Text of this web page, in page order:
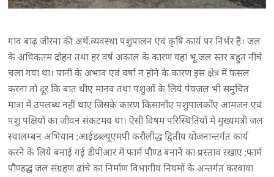
गांव बाढ़ जीरना की अर्थ.व्यवस्था पशुपालन एवं कृषि कार्य पर निर्भर है। जल
के अधिकतम दोहन तथा हर वर्ष अकाल के कारण यहां भू.जल स्तर बहुत नीचे
चला गया था। पानी के अभाव एवं वर्षा न होने के कारण इस क्षेत्र में फसल
करना तो दूर कि बात थीए मानव तथा पशुओं के लिये पेयजल भी समुचित
मात्रा में उपलब्ध नहीं थाए जिसके कारण किसानोंए पशुपालकोंए आमजन एवं
पशु पक्षियों का जीवन संकटमय था। ऎसी विषम परिस्थितियों में मुख्यमंत्री जल
स्वालम्बन अभियान ;आईडब्ल्यूएमपी करौलीद्ध द्वितीय योजनान्तर्गत कार्य
करने के लिये बनाई गई डीपीआर में फार्म पौण्ड बनाने का प्रस्ताव रखाए ;फार्म
पौण्डद्ध जल संग्रहण ढांचे का निर्माण विभागीय नियमों के अन्तर्गत करवाया